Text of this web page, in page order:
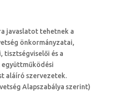
javaslatot tehetnek a
önkormányzatai,
tisztségviselői és a
együttműködési
aláíró szervezetek.
Alapszabálya szerint)